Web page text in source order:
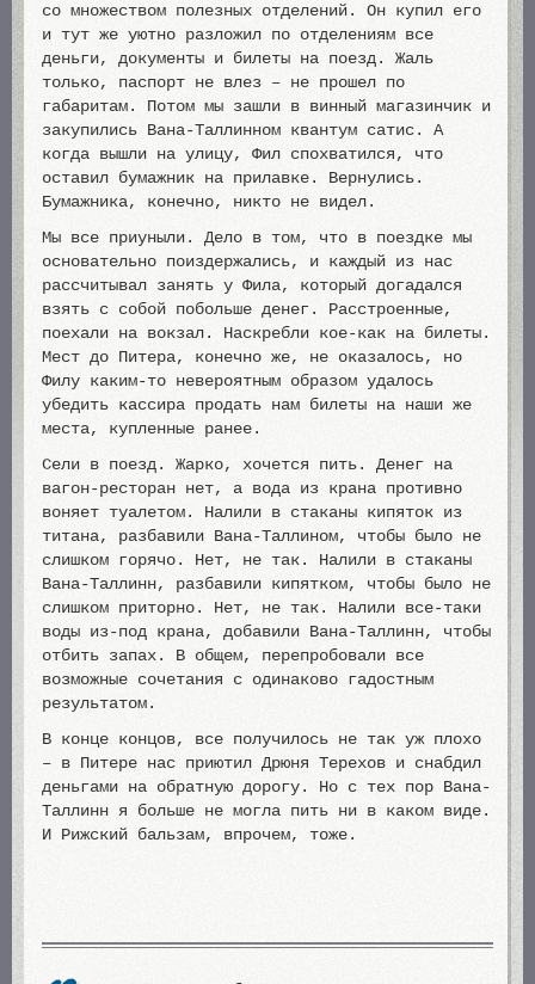
со множеством полезных отделений. Он купил его
и тут же уютно разложил по отделениям все
деньги, документы и билеты на поезд. Жаль
только, паспорт не влез – не прошел по
габаритам. Потом мы зашли в винный магазинчик и
закупились Вана-Таллинном квантум сатис. А
когда вышли на улицу, Фил спохватился, что
оставил бумажник на прилавке. Вернулись.
Бумажника, конечно, никто не видел.
Мы все приуныли. Дело в том, что в поездке мы
основательно поиздержались, и каждый из нас
рассчитывал занять у Фила, который догадался
взять с собой побольше денег. Расстроенные,
поехали на вокзал. Наскребли кое-как на билеты.
Мест до Питера, конечно же, не оказалось, но
Филу каким-то невероятным образом удалось
убедить кассира продать нам билеты на наши же
места, купленные ранее.
Сели в поезд. Жарко, хочется пить. Денег на
вагон-ресторан нет, а вода из крана противно
воняет туалетом. Налили в стаканы кипяток из
титана, разбавили Вана-Таллином, чтобы было не
слишком горячо. Нет, не так. Налили в стаканы
Вана-Таллинн, разбавили кипятком, чтобы было не
слишком приторно. Нет, не так. Налили все-таки
воды из-под крана, добавили Вана-Таллинн, чтобы
отбить запах. В общем, перепробовали все
возможные сочетания с одинаково гадостным
результатом.
В конце концов, все получилось не так уж плохо
– в Питере нас приютил Дрюня Терехов и снабдил
деньгами на обратную дорогу. Но с тех пор Вана-
Таллинн я больше не могла пить ни в каком виде.
И Рижский бальзам, впрочем, тоже.